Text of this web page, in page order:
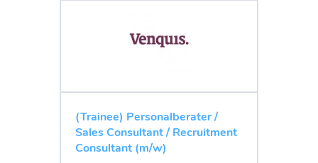
(Trainee) Personalberater /
Sales Consultant / Recruitment
Consultant (m/w)